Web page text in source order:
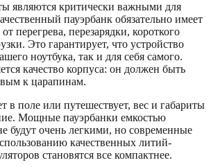
являются критически важными для
пауэрбанк обязательно имеет
перегрева, перезарядки, короткого
Это гарантирует, что устройство
ноутбука, так и для себя самого.
качество корпуса: он должен быть
к царапинам.
в поле или путешествует, вес и габариты
Мощные пауэрбанки емкостью
будут очень легкими, но современные
качественных литий-
становятся все компактнее.